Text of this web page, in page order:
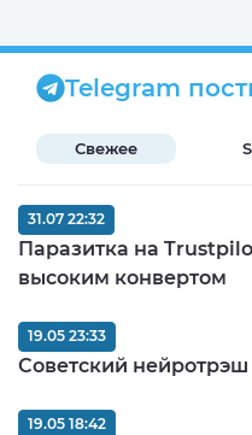
Telegram
Свежее
Паразитка на
высоким конвертом
31.07 22:32
Советский нейротрэш
19.05 23:33
19.05 18:42